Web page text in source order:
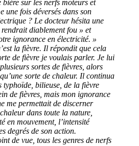
sur les nerfs moteurs et
une fois déversés dans son
? Le docteur hésita une
diablement fou » et
ignorance en électricité. »
la fièvre. Il répondit que cela
de fièvre je voulais parler. Je lui
sortes de fièvres, alors
sorte de chaleur. Il continua
typhoïde, bilieuse, de la fièvre
de fièvres, mais mon ignorance
me permettait de discerner
dans toute la nature,
en mouvement, l’intensité
degrés de son action.
de vue, tous les genres de nerfs